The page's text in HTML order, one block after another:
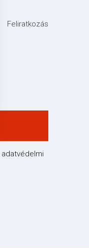
Feliratkozás
adatvédelmi